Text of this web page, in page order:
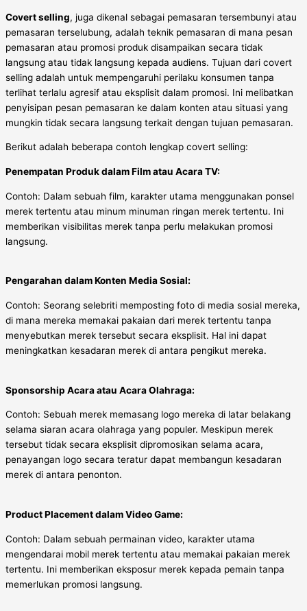
Covert selling, juga dikenal sebagai pemasaran tersembunyi atau
pemasaran terselubung, adalah teknik pemasaran di mana pesan
pemasaran atau promosi produk disampaikan secara tidak
langsung atau tidak langsung kepada audiens. Tujuan dari covert
selling adalah untuk mempengaruhi perilaku konsumen tanpa
terlihat terlalu agresif atau eksplisit dalam promosi. Ini melibatkan
penyisipan pesan pemasaran ke dalam konten atau situasi yang
mungkin tidak secara langsung terkait dengan tujuan pemasaran.
Berikut adalah beberapa contoh lengkap covert selling:
Penempatan Produk dalam Film atau Acara TV:
Contoh: Dalam sebuah film, karakter utama menggunakan ponsel
merek tertentu atau minum minuman ringan merek tertentu. Ini
memberikan visibilitas merek tanpa perlu melakukan promosi
langsung.
Pengarahan dalam Konten Media Sosial:
Contoh: Seorang selebriti memposting foto di media sosial mereka,
di mana mereka memakai pakaian dari merek tertentu tanpa
menyebutkan merek tersebut secara eksplisit. Hal ini dapat
meningkatkan kesadaran merek di antara pengikut mereka.
Sponsorship Acara atau Acara Olahraga:
Contoh: Sebuah merek memasang logo mereka di latar belakang
selama siaran acara olahraga yang populer. Meskipun merek
tersebut tidak secara eksplisit dipromosikan selama acara,
penayangan logo secara teratur dapat membangun kesadaran
merek di antara penonton.
Product Placement dalam Video Game:
Contoh: Dalam sebuah permainan video, karakter utama
mengendarai mobil merek tertentu atau memakai pakaian merek
tertentu. Ini memberikan eksposur merek kepada pemain tanpa
memerlukan promosi langsung.